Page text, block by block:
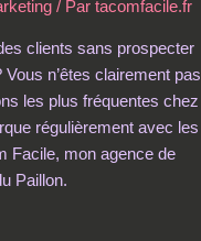
/ Par tacomfacile.fr
clients sans prospecter
n’êtes clairement pas
les plus fréquentes chez
régulièrement avec les
Facile, mon agence de
Paillon.